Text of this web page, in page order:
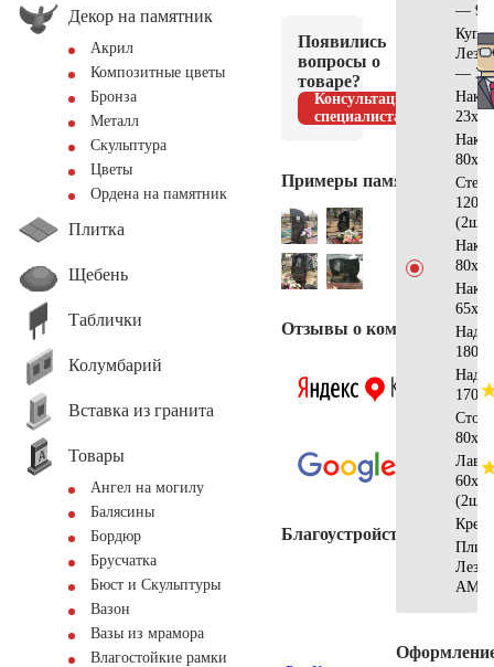
Декор на памятник
Акрил
Композитные цветы
Бронза
Металл
Скульптура
Цветы
Ордена на памятник
Плитка
Щебень
Таблички
Колумбарий
Вставка из гранита
Товары
Ангел на могилу
Балясины
Бордюр
Брусчатка
Бюст и Скульптуры
Вазон
Вазы из мрамора
Влагостойкие рамки
Появились
вопросы о
товаре?
Консультация
специалиста
Примеры памятников
Отзывы о компании
Благоустройство
—
—
(2шт)
(2шт)